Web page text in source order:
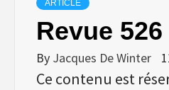
ARTICLE
Revue 526
By Jacques De Winter
Ce contenu est